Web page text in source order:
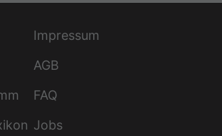
Impressum
AGB
FAQ
Jobs